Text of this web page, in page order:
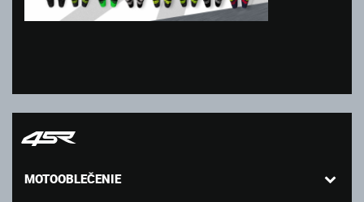
MOTOOBLEČENIE